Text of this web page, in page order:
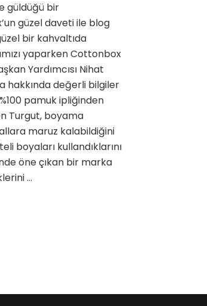
dedik
güldüğü bir
güzel daveti ile blog
bir kahvaltıda
yaparken Cottonbox
Yardımcısı Nihat
hakkında değerli bilgiler
pamuk ipliğinden
Turgut, boyama
maruz kalabildiğini
boyaları kullandıklarını
öne çıkan bir marka
…